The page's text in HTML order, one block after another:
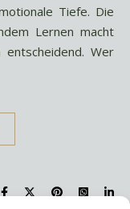
Tiefe. Die
Lernen macht
Wer